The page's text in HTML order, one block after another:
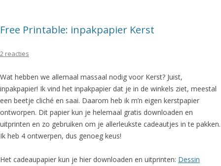
Free Printable: inpakpapier Kerst
2 reacties
Wat hebben we allemaal massaal nodig voor Kerst? Juist,
inpakpapier! Ik vind het inpakpapier dat je in de winkels ziet, meestal
een beetje cliché en saai. Daarom heb ik m’n eigen kerstpapier
ontworpen. Dit papier kun je helemaal gratis downloaden en
uitprinten en zo gebruiken om je allerleukste cadeautjes in te pakken.
Ik heb 4 ontwerpen, dus genoeg keus!
Het cadeaupapier kun je hier downloaden en uitprinten: Dessin